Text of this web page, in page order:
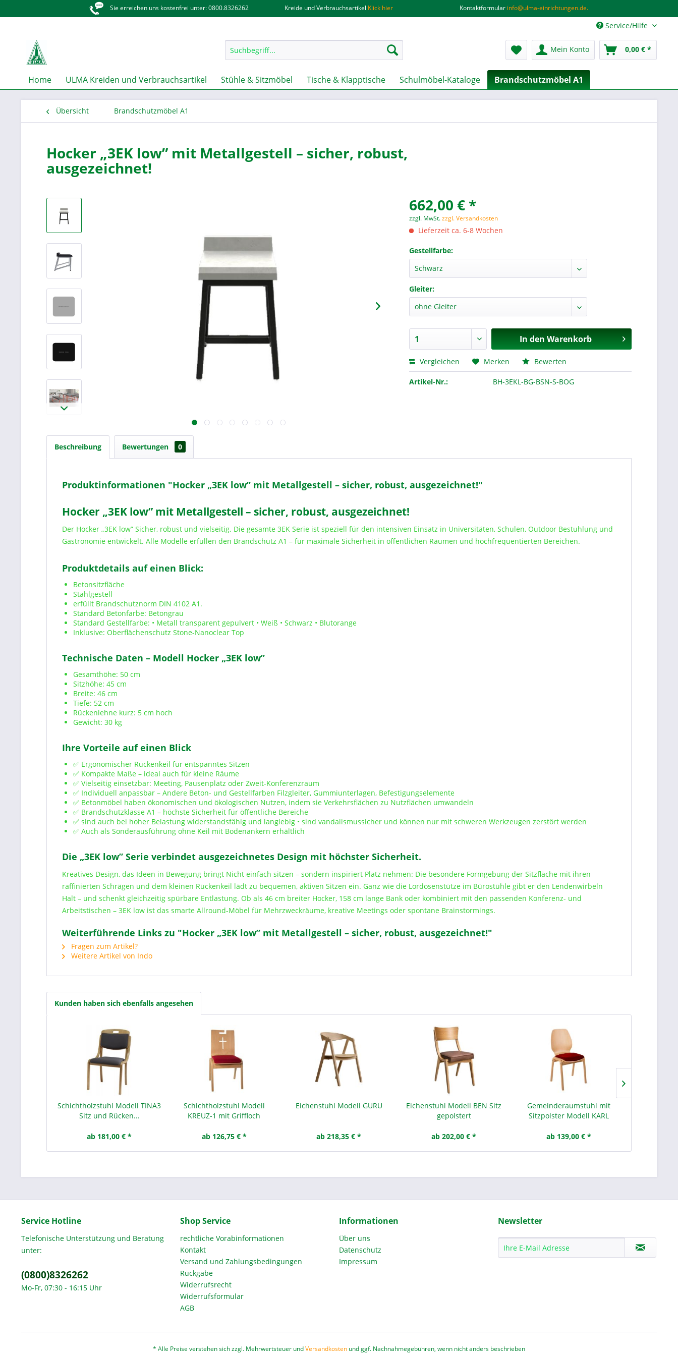
Sie erreichen uns kostenfrei unter: 0800.8326262 Kreide und Verbrauchsartikel Klick hier Kontaktformularinfo@ulma-einrichtungen.de.
Service/Hilfe
Mein Konto 0,00 € *
Home ULMA Kreiden und Verbrauchsartikel Stühle & Sitzmöbel Tische & Klapptische Schulmöbel-Kataloge Brandschutzmöbel A1
Übersicht Brandschutzmöbel A1
Hocker „3EK low” mit Metallgestell – sicher, robust,
ausgezeichnet!
662,00 € *
zzgl. MwSt.zzgl. Versandkosten
Lieferzeit ca. 6-8 Wochen
Gestellfarbe:
Gleiter:
In den Warenkorb
Vergleichen Merken Bewerten
Artikel-Nr.: BH-3EKL-BG-BSN-S-BOG
Beschreibung Bewertungen 0
Produktinformationen "Hocker „3EK low” mit Metallgestell – sicher, robust, ausgezeichnet!"
Hocker „3EK low” mit Metallgestell – sicher, robust, ausgezeichnet!
Der Hocker „3EK low” Sicher, robust und vielseitig. Die gesamte 3EK Serie ist speziell für den intensiven Einsatz in Universitäten, Schulen, Outdoor Bestuhlung und
Gastronomie entwickelt. Alle Modelle erfüllen den Brandschutz A1 – für maximale Sicherheit in öffentlichen Räumen und hochfrequentierten Bereichen.
Produktdetails auf einen Blick:
Betonsitzfläche
Stahlgestell
erfüllt Brandschutznorm DIN 4102 A1.
Standard Betonfarbe: Betongrau
Standard Gestellfarbe: • Metall transparent gepulvert • Weiß • Schwarz • Blutorange
Inklusive: Oberflächenschutz Stone-Nanoclear Top
Technische Daten – Modell Hocker „3EK low”
Gesamthöhe: 50 cm
Sitzhöhe: 45 cm
Breite: 46 cm
Tiefe: 52 cm
Rückenlehne kurz: 5 cm hoch
Gewicht: 30 kg
Ihre Vorteile auf einen Blick
✅ Ergonomischer Rückenkeil für entspanntes Sitzen
✅ Kompakte Maße – ideal auch für kleine Räume
✅ Vielseitig einsetzbar: Meeting, Pausenplatz oder Zweit-Konferenzraum
✅ Individuell anpassbar – Andere Beton- und Gestellfarben Filzgleiter, Gummiunterlagen, Befestigungselemente
✅ Betonmöbel haben ökonomischen und ökologischen Nutzen, indem sie Verkehrsflächen zu Nutzflächen umwandeln
✅ Brandschutzklasse A1 – höchste Sicherheit für öffentliche Bereiche
✅ sind auch bei hoher Belastung widerstandsfähig und langlebig • sind vandalismussicher und können nur mit schweren Werkzeugen zerstört werden
✅ Auch als Sonderausführung ohne Keil mit Bodenankern erhältlich
Die „3EK low” Serie verbindet ausgezeichnetes Design mit höchster Sicherheit.
Kreatives Design, das Ideen in Bewegung bringt Nicht einfach sitzen – sondern inspiriert Platz nehmen: Die besondere Formgebung der Sitzfläche mit ihren
raffinierten Schrägen und dem kleinen Rückenkeil lädt zu bequemen, aktiven Sitzen ein. Ganz wie die Lordosenstütze im Bürostühle gibt er den Lendenwirbeln
Halt – und schenkt gleichzeitig spürbare Entlastung. Ob als 46 cm breiter Hocker, 158 cm lange Bank oder kombiniert mit den passenden Konferenz- und
Arbeitstischen – 3EK low ist das smarte Allround-Möbel für Mehrzweckräume, kreative Meetings oder spontane Brainstormings.
Weiterführende Links zu "Hocker „3EK low” mit Metallgestell – sicher, robust, ausgezeichnet!"
Fragen zum Artikel?
Weitere Artikel von Indo
Kunden haben sich ebenfalls angesehen
Schichtholzstuhl Modell TINA3
Sitz und Rücken...
ab 181,00 € *
Schichtholzstuhl Modell
KREUZ-1 mit Griffloch
ab 126,75 € *
Eichenstuhl Modell GURU
ab 218,35 € *
Eichenstuhl Modell BEN Sitz
gepolstert
ab 202,00 € *
Gemeinderaumstuhl mit
Sitzpolster Modell KARL
ab 139,00 € *
Service Hotline
Telefonische Unterstützung und Beratung
unter:
(0800)8326262
Mo-Fr, 07:30 - 16:15 Uhr
Shop Service
rechtliche Vorabinformationen
Kontakt
Versand und Zahlungsbedingungen
Rückgabe
Widerrufsrecht
Widerrufsformular
AGB
Informationen
Über uns
Datenschutz
Impressum
Newsletter
* Alle Preise verstehen sich zzgl. Mehrwertsteuer undVersandkosten und ggf. Nachnahmegebühren, wenn nicht anders beschrieben